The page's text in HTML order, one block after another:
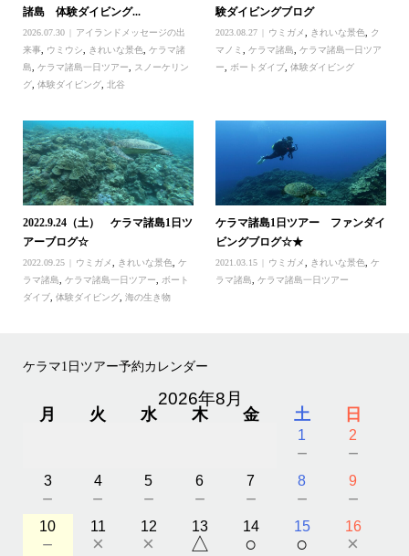
諸島 体験ダイビング...
2026.07.30
アイランドメッセージの出
来事, ウミウシ きれいな景色
ケラマ諸
島
ケラマ諸島一日ツアー
スノーケリン
グ, 体験ダイビング, 北谷
験ダイビングブログ
2023.08.27 ウミガメ きれいな景色
ク
マノミ
,ケラマ諸島 ,ケラマ諸島一日ツア
ー
ボートダイブ ,体験ダイビング
2022.9.24（土） ケラマ諸島1日ツ
アーブログ☆
2022.09.25 ウミガメ きれいな景色
ケ
ラマ諸島
ケラマ諸島一日ツアー
ボート
ダイブ, 体験ダイビング, 海の生き物
ケラマ諸島1日ツアー ファンダイ
ビングブログ☆★
2021.03.15 ウミガメ きれいな景色 ,ケ
ラマ諸島
,ケラマ諸島一日ツアー
ケラマ1日ツアー予約カレンダー
2026年8月
月 火 水 木 金 土 日
1
－
2
－
3
－
4
－
5
－
6
－
7
－
8
－
9
－
10
－
11
×
12
×
13
△
14
○
15
○
16
×